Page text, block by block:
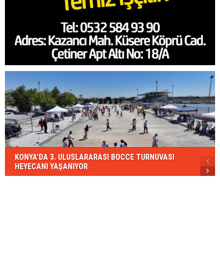
KONYA’DA 3. ULUSLARARASI BOCCE TURNUVASI
HEYECANI YAŞANIYOR